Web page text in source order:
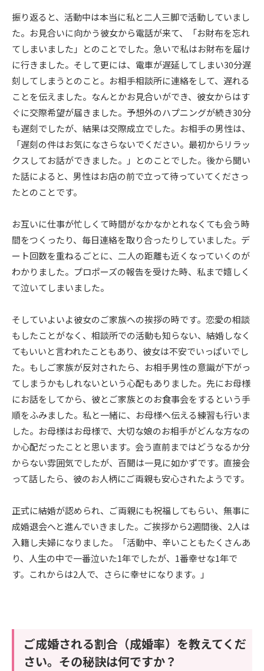
振り返ると、活動中は本当に私と二人三脚で活動していまし
た。お見合いに向かう彼女から電話が来て、「お財布を忘れ
てしまいました」とのことでした。急いで私はお財布を届け
に行きました。そして更には、電車が遅延してしまい30分遅
刻してしまうとのこと。お相手相談所に連絡をして、遅れる
ことを伝えました。なんとかお見合いができ、彼女からはす
ぐに交際希望が届きました。予想外のハプニングが続き30分
も遅刻でしたが、結果は交際成立でした。お相手の男性は、
「遅刻の件はお気になさらないでください。最初からリラッ
クスしてお話ができました。」とのことでした。後から聞い
た話によると、男性はお店の前で立って待っていてくださっ
たとのことです。
お互いに仕事が忙しくて時間がなかなかとれなくても会う時
間をつくったり、毎日連絡を取り合ったりしていました。デ
ート回数を重ねるごとに、二人の距離も近くなっていくのが
わかりました。プロポーズの報告を受けた時、私まで嬉しく
て泣いてしまいました。
そしていよいよ彼女のご家族への挨拶の時です。恋愛の相談
もしたことがなく、相談所での活動も知らない、結婚しなく
てもいいと言われたこともあり、彼女は不安でいっぱいでし
た。もしご家族が反対されたら、お相手男性の意識が下がっ
てしまうかもしれないという心配もありました。先にお母様
にお話をしてから、彼とご家族とのお食事会をするという手
順をふみました。私と一緒に、お母様へ伝える練習も行いま
した。お母様はお母様で、大切な娘のお相手がどんな方なの
か心配だったことと思います。会う直前まではどうなるか分
からない雰囲気でしたが、百聞は一見に如かずです。直接会
って話したら、彼のお人柄にご両親も安心されたようです。
正式に結婚が認められ、ご両親にも祝福してもらい、無事に
成婚退会へと進んでいきました。ご挨拶から2週間後、2人は
入籍し夫婦になりました。「活動中、辛いこともたくさんあ
り、人生の中で一番泣いた1年でしたが、1番幸せな1年で
す。これからは2人で、さらに幸せになります。」
ご成婚される割合（成婚率）を教えてくだ
さい。その秘訣は何ですか？​